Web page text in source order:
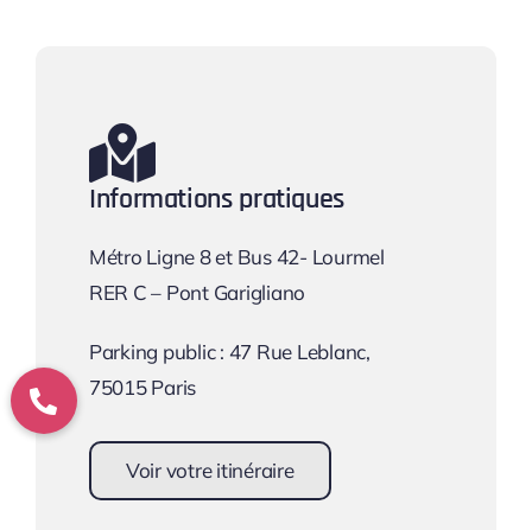
Informations pratiques
Métro Ligne 8 et Bus 42- Lourmel
RER C – Pont Garigliano
Parking public : 47 Rue Leblanc,
75015 Paris
Voir votre itinéraire